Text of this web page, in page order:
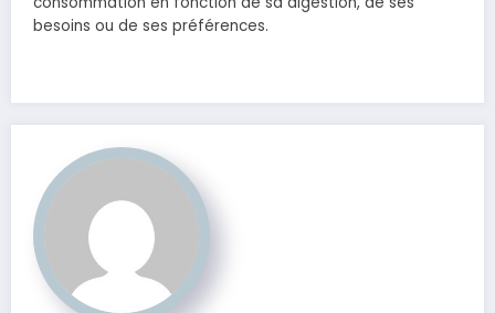
besoins ou de ses préférences.